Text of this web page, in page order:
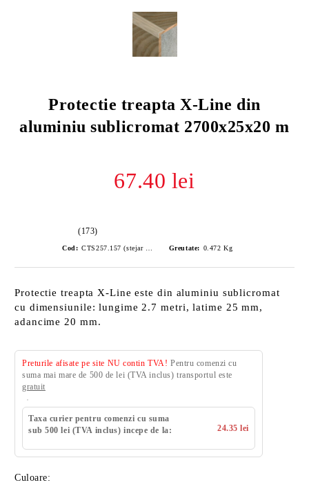
Protectie treapta X-Line din
aluminiu sublicromat 2700x25x20 m
67.40 lei
(173)
Cod: Greutate: 0.472 Kg
Protectie treapta X-Line este din aluminiu sublicromat
cu dimensiunile: lungime 2.7 metri, latime 25 mm,
adancime 20 mm.
Preturile afisate pe site NU contin TVA! Pentru comenzi cu
suma mai mare de 500 de lei (TVA inclus) transportul este
gratuit
Taxa curier pentru comenzi cu suma
sub 500 lei (TVA inclus) incepe de la:
24.35 lei
Culoare: